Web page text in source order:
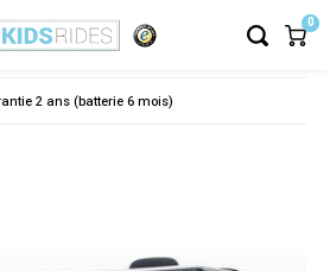
0
Retour dans les 14 jours